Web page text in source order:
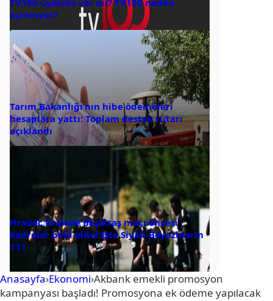
TV100 uyduda var mı? TV100 neden
açılmıyor?
Tarım Bakanlığı’nın hibe ödemeleri
hesaplara yattı: Toplam destek tutarı
açıklandı
Hradec Kralove Beşiktaş maçı öncesi
kadrolar belli oldu! İşte Siyah-Beyazlıların
11’i
Anasayfa›Ekonomi›Akbank emekli promosyon
kampanyası başladı! Promosyona ek ödeme yapılacak